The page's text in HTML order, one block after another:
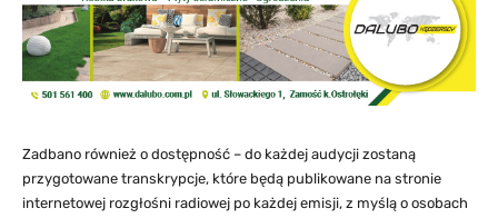
Zadbano również o dostępność – do każdej audycji zostaną
przygotowane transkrypcje, które będą publikowane na stronie
internetowej rozgłośni radiowej po każdej emisji, z myślą o osobach